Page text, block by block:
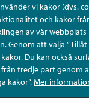
vi kakor (dvs.
och kakor
av vår
Genom att välja
Du kan också
tredje part genom
kakor”.Mer
sköta ditt ärende